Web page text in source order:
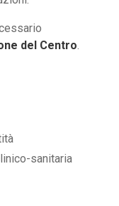
del Centro
sanitaria